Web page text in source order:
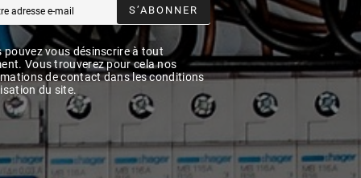
S’ABONNER
pouvez vous désinscrire à tout
Vous trouverez pour cela nos
de contact dans les conditions
du site.